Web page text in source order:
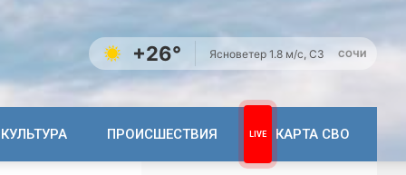
+26° Ясноветер 1.8 м/с, СЗ СОЧИ
КУЛЬТУРА ПРОИСШЕСТВИЯ КАРТА СВО